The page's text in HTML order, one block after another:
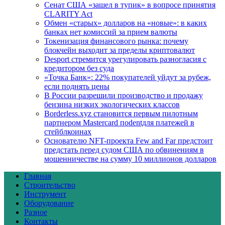
Сенат США «зашел в тупик» в вопросе принятия
CLARITY Act
Обмен «старых» долларов на «новые»: в каких
банках нет комиссий за прием валюты
Токенизация финансового рынка: почему
блокчейн выходит за пределы криптовалют
Desport стремится урегулировать разногласия с
кредитором без суда
«Точка Банк»: 22% покупателей уйдут за рубеж,
если поднять цены
В России разрешили производство и продажу
бензина низких экологических классов
Borderless.xyz становится первым пилотным
партнером Mastercard поdentдля платежей в
стейблкоинах
Основателю NFT-проекта Few and Far предстоит
предстать перед судом США по обвинениям в
мошенничестве на сумму 10 миллионов долларов
Главная
Строительство
Инструмент
Оборудование
Разное
Контакты